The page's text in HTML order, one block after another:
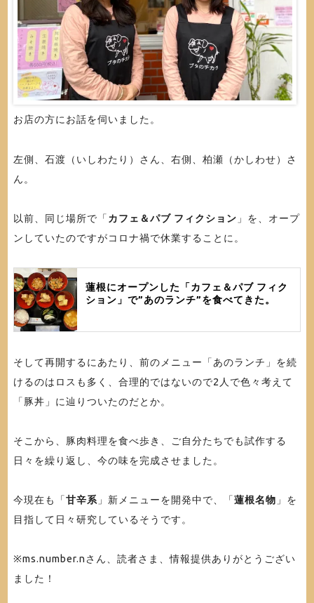
お店の方にお話を伺いました。
左側、石渡（いしわたり）さん、右側、柏瀬（かしわせ）さ
ん。
以前、同じ場所で「カフェ＆パブ フィクション 」を、オープ
ンしていたのですがコロナ禍で休業することに。
蓮根にオープンした「カフェ＆パブ フィク
ション」で”あのランチ”を食べてきた。
そして再開するにあたり、前のメニュー「あのランチ」を続
けるのはロスも多く、合理的ではないので2人で色々考えて
「豚丼」に辿りついたのだとか。
そこから、豚肉料理を食べ歩き、ご自分たちでも試作する
日々を繰り返し、今の味を完成させました。
今現在も「甘辛系 」新メニューを開発中で、「蓮根名物 」を
目指して日々研究しているそうです。
※ms.number.nさん、読者さま、情報提供ありがとうござい
ました！